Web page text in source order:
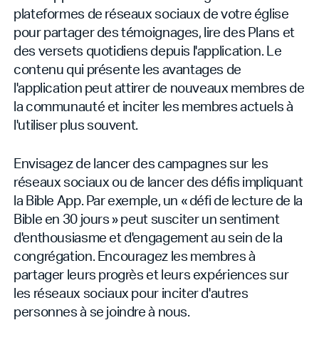
plateformes de réseaux sociaux de votre église
pour partager des témoignages, lire des Plans et
des versets quotidiens depuis l'application. Le
contenu qui présente les avantages de
l'application peut attirer de nouveaux membres de
la communauté et inciter les membres actuels à
l'utiliser plus souvent.
Envisagez de lancer des campagnes sur les
réseaux sociaux ou de lancer des défis impliquant
la Bible App. Par exemple, un « défi de lecture de la
Bible en 30 jours » peut susciter un sentiment
d'enthousiasme et d'engagement au sein de la
congrégation. Encouragez les membres à
partager leurs progrès et leurs expériences sur
les réseaux sociaux pour inciter d'autres
personnes à se joindre à nous.